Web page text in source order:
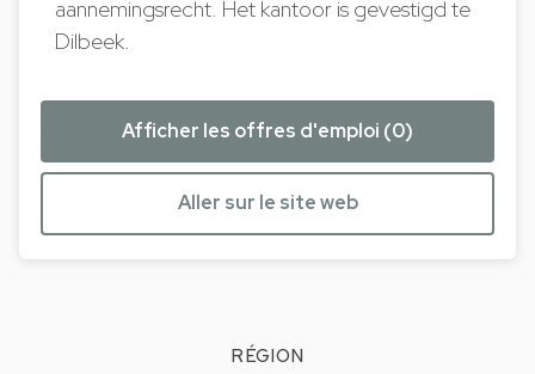
aannemingsrecht. Het kantoor is gevestigd te
Dilbeek.
Afficher les offres d'emploi (0)
Aller sur le site web
RÉGION